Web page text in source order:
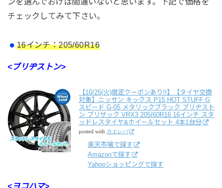
チェックしてみて下さい。
16インチ：205/60R16
<ブリヂストン>
【10/25(火)限定クーポンあり!!】【タイヤ交換
対象】ニッサン キックス P15 HOT STUFF G
スピード G-05 メタリックブラック ブリヂスト
ン ブリザック VRX3 205/60R16 16インチ スタ
ッドレスタイヤ&ホイールセット 4本1台分
posted with カエレバ
楽天市場で探す
Amazonで探す
Yahooショッピングで探す
<ヨコハマ>